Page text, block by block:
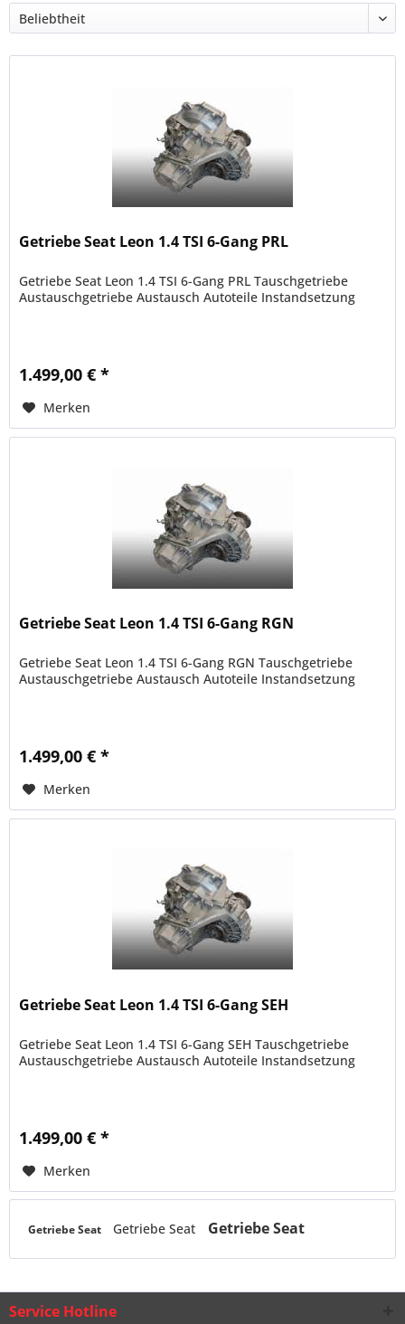
Getriebe Seat Leon 1.4 TSI 6-Gang PRL
Getriebe Seat Leon 1.4 TSI 6-Gang PRL Tauschgetriebe
Austauschgetriebe Austausch Autoteile Instandsetzung
1.499,00 € *
Merken
Getriebe Seat Leon 1.4 TSI 6-Gang RGN
Getriebe Seat Leon 1.4 TSI 6-Gang RGN Tauschgetriebe
Austauschgetriebe Austausch Autoteile Instandsetzung
1.499,00 € *
Merken
Getriebe Seat Leon 1.4 TSI 6-Gang SEH
Getriebe Seat Leon 1.4 TSI 6-Gang SEH Tauschgetriebe
Austauschgetriebe Austausch Autoteile Instandsetzung
1.499,00 € *
Merken
Getriebe Seat Getriebe Seat Getriebe Seat
Service Hotline